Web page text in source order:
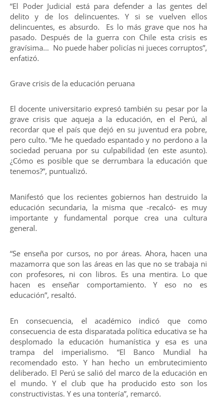
“El Poder Judicial está para defender a las gentes del
delito y de los delincuentes. Y si se vuelven ellos
delincuentes, es absurdo. Es lo más grave que nos ha
pasado. Después de la guerra con Chile esta crisis es
gravísima… No puede haber policías ni jueces corruptos”,
enfatizó.
Grave crisis de la educación peruana
El docente universitario expresó también su pesar por la
grave crisis que aqueja a la educación, en el Perú, al
recordar que el país que dejó en su juventud era pobre,
pero culto. “Me he quedado espantado y no perdono a la
sociedad peruana por su culpabilidad (en este asunto).
¿Cómo es posible que se derrumbara la educación que
tenemos?”, puntualizó.
Manifestó que los recientes gobiernos han destruido la
educación secundaria, la misma que -recalcó- es muy
importante y fundamental porque crea una cultura
general.
“Se enseña por cursos, no por áreas. Ahora, hacen una
mazamorra que son las áreas en las que no se trabaja ni
con profesores, ni con libros. Es una mentira. Lo que
hacen es enseñar comportamiento. Y eso no es
educación”, resaltó.
En consecuencia, el académico indicó que como
consecuencia de esta disparatada política educativa se ha
desplomado la educación humanística y esa es una
trampa del imperialismo. “El Banco Mundial ha
recomendado esto. Y han hecho un embrutecimiento
deliberado. El Perú se salió del marco de la educación en
el mundo. Y el club que ha producido esto son los
constructivistas. Y es una tontería”, remarcó.